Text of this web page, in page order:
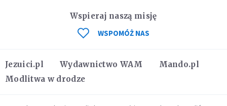
Jezuici.pl Wydawnictwo WAM
Mando.pl
Modlitwa w drodze
Wspieraj naszą misję
WSPOMÓŻ NAS